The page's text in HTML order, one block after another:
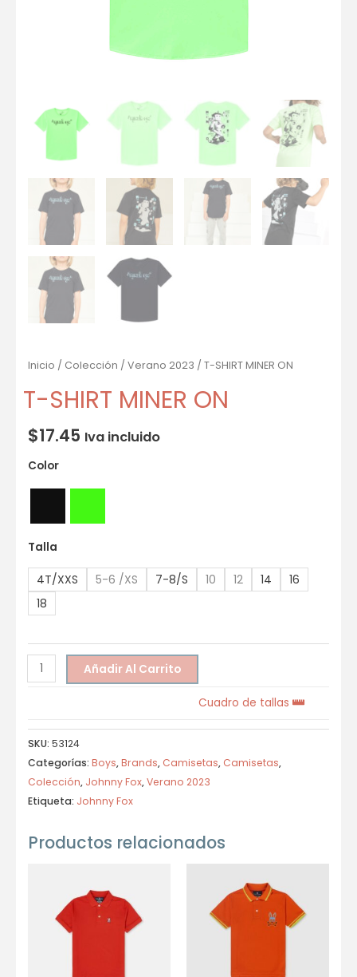
Inicio / Colección / Verano 2023 / T-SHIRT MINER ON
T-SHIRT MINER ON
$17.45 Iva incluido
Color
Talla
4T/XXS 5-6 /XS 7-8/S 10 12 14
16
18
Añadir Al Carrito
Cuadro de tallas
SKU: 53124
Categorías: Boys,Brands, Camisetas, Camisetas,
Colección, Johnny Fox,Verano 2023
Etiqueta: Johnny Fox
Productos relacionados